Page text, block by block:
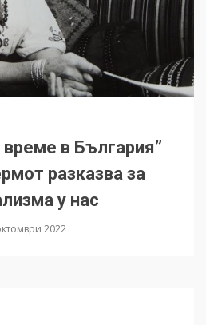
в България”
разказва за
у нас
2022